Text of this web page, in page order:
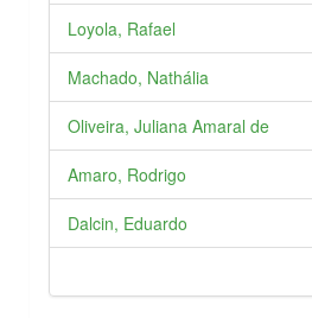
Loyola, Rafael
Machado, Nathália
Oliveira, Juliana Amaral de
Amaro, Rodrigo
Dalcin, Eduardo